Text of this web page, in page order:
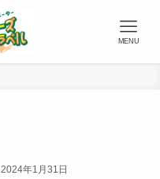
MENU
2024年1月31日